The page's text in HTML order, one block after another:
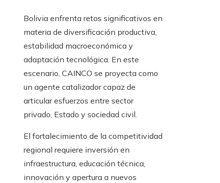
Bolivia enfrenta retos significativos en
materia de diversificación productiva,
estabilidad macroeconómica y
adaptación tecnológica. En este
escenario, CAINCO se proyecta como
un agente catalizador capaz de
articular esfuerzos entre sector
privado, Estado y sociedad civil.
El fortalecimiento de la competitividad
regional requiere inversión en
infraestructura, educación técnica,
innovación y apertura a nuevos